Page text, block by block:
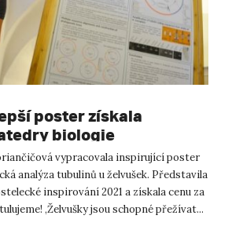
poster získala
biologie
fakulty UJEP
vypracovala inspirující poster
analýza tubulinů u želvušek. Představila
inspirování 2021 a získala cenu za
‚Želvušky jsou schopné přežívat...